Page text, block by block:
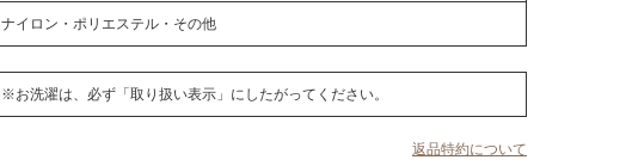
ナイロン・ポリエステル・その他
※お洗濯は、必ず「取り扱い表示」にしたがってください。
返品特約について